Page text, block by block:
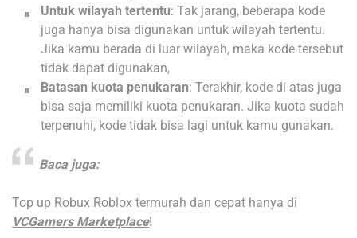
Untuk wilayah tertentu: Tak jarang, beberapa kode
juga hanya bisa digunakan untuk wilayah tertentu.
Jika kamu berada di luar wilayah, maka kode tersebut
tidak dapat digunakan,
Batasan kuota penukaran: Terakhir, kode di atas juga
bisa saja memiliki kuota penukaran. Jika kuota sudah
terpenuhi, kode tidak bisa lagi untuk kamu gunakan.
Baca juga:
Top up Robux Roblox termurah dan cepat hanya di
VCGamers Marketplace!